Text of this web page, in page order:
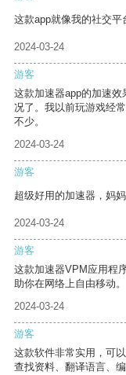
这款app就像我的社交平
2024-03-24
游客
这款加速器app的加速
况了。我以前玩游戏经
不少。
2024-03-24
游客
超级好用的加速器，妈
2024-03-24
游客
这款加速器VPM应用程
助你在网络上自由移动。
2024-03-24
游客
这款软件非常实用，可
查找资料、翻译语言、编